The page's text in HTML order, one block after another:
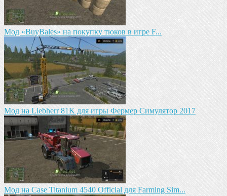
Мод «BuyBales» на покупку тюков в игре F...
Мод на Liebherr 81K для игры Фермер Симулятор 2017
Мод на Case Titanium 4540 Official для Farming Sim...